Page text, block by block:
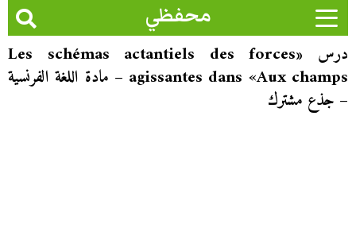
محفظي
درس «Les schémas actantiels des forces
agissantes dans «Aux champs – مادة اللغة الفرنسية
– جذع مشترك